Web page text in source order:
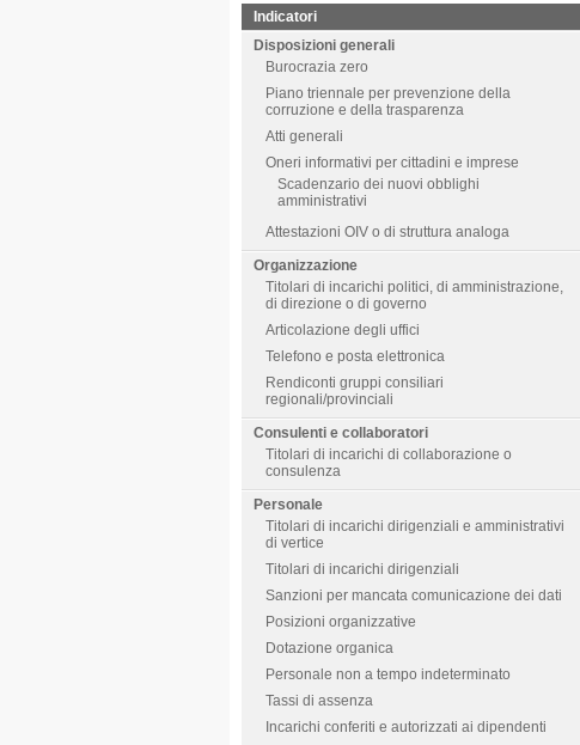
Indicatori
Disposizioni generali
Burocrazia zero
Piano triennale per prevenzione della
corruzione e della trasparenza
Atti generali
Oneri informativi per cittadini e imprese
Scadenzario dei nuovi obblighi
amministrativi
Attestazioni OIV o di struttura analoga
Organizzazione
Titolari di incarichi politici, di amministrazione,
di direzione o di governo
Articolazione degli uffici
Telefono e posta elettronica
Rendiconti gruppi consiliari
regionali/provinciali
Consulenti e collaboratori
Titolari di incarichi di collaborazione o
consulenza
Personale
Titolari di incarichi dirigenziali e amministrativi
di vertice
Titolari di incarichi dirigenziali
Sanzioni per mancata comunicazione dei dati
Posizioni organizzative
Dotazione organica
Personale non a tempo indeterminato
Tassi di assenza
Incarichi conferiti e autorizzati ai dipendenti